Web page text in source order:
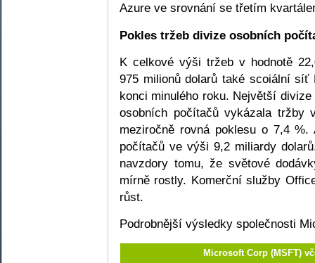
Azure ve srovnání se třetím
Pokles tržeb divize osobních
K celkové výši tržeb v hodnotě
975 milionů dolarů také scoiální síť
konci minulého roku. Největší
osobních počítačů vykázala
meziročně rovná poklesu o 7,4
počítačů ve výši 9,2 miliardy
navzdory tomu, že světové
mírně rostly. Komerční služby
růst.
Podrobnější výsledky společnosti
Microsoft Corp (MSFT)